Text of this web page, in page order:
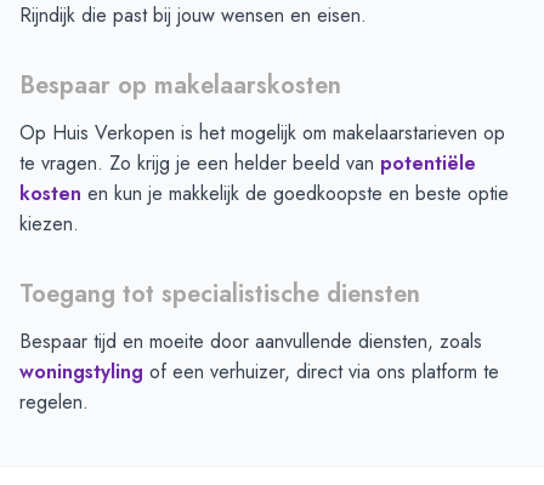
Rijndijk die past bij jouw wensen en eisen.
Bespaar op makelaarskosten
Op Huis Verkopen is het mogelijk om makelaarstarieven op
te vragen. Zo krijg je een helder beeld van potentiële
kosten en kun je makkelijk de goedkoopste en beste optie
kiezen.
Toegang tot specialistische diensten
Bespaar tijd en moeite door aanvullende diensten, zoals
woningstyling of een verhuizer, direct via ons platform te
regelen.